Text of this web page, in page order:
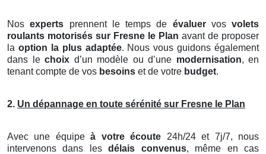
Nosexperts prennent le temps de évaluervos volets
roulants motorisés sur Fresne le Plan avant de proposer
la option la plus adaptée. Nous vous guidons également
dans le choix d’un modèle ou d’une modernisation, en
tenant compte de vos besoins et de votre budget.
2. Un dépannage en toute sérénité sur Fresne le Plan
Avec une équipeà votre écoute 24h/24 et 7j/7, nous
intervenons dans lesdélais convenus, même en cas